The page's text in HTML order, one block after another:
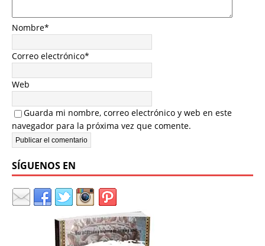
Nombre*
Correo electrónico*
Web
Guarda mi nombre, correo electrónico y web en este
navegador para la próxima vez que comente.
SÍGUENOS EN